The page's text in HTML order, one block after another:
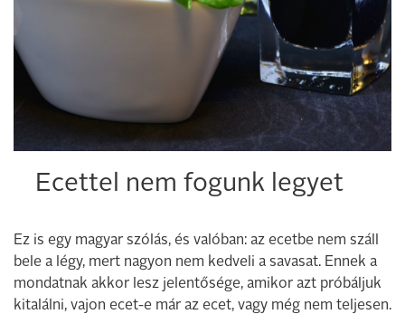
Ecettel nem fogunk legyet
Ez is egy magyar szólás, és valóban: az ecetbe nem száll
bele a légy, mert nagyon nem kedveli a savasat. Ennek a
mondatnak akkor lesz jelentősége, amikor azt próbáljuk
kitalálni, vajon ecet-e már az ecet, vagy még nem teljesen.